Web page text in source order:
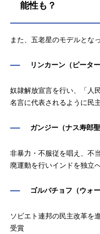
能性も？
また、五老星のモデルとな
リンカーン（ピータ
奴隷解放宣言を行い、「人
名言に代表されるように民
ガンジー（ナス寿郎聖
非暴力・不服従を唱え、不
廃運動を行いインドを独立
ゴルバチョフ（ウォ
ソビエト連邦の民主改革を
受賞